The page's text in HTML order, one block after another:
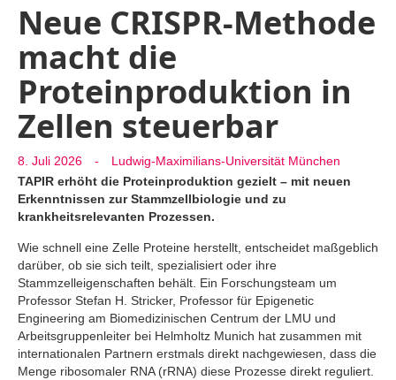
Neue CRISPR-Methode
macht die
Proteinproduktion in
Zellen steuerbar
8. Juli 2026 -
Ludwig-Maximilians-Universität München
TAPIR erhöht die Proteinproduktion gezielt – mit neuen
Erkenntnissen zur Stammzellbiologie und zu
krankheitsrelevanten Prozessen.
Wie schnell eine Zelle Proteine herstellt, entscheidet maßgeblich
darüber, ob sie sich teilt, spezialisiert oder ihre
Stammzelleigenschaften behält. Ein Forschungsteam um
Professor Stefan H. Stricker, Professor für Epigenetic
Engineering am Biomedizinischen Centrum der LMU und
Arbeitsgruppenleiter bei Helmholtz Munich hat zusammen mit
internationalen Partnern erstmals direkt nachgewiesen, dass die
Menge ribosomaler RNA (rRNA) diese Prozesse direkt reguliert.